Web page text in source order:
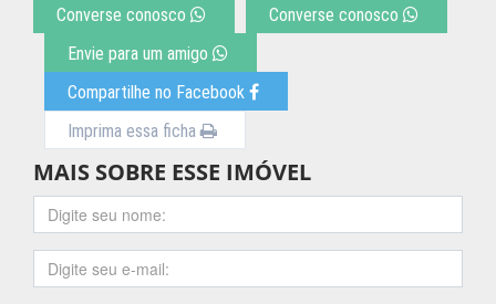
Converse conosco
Converse conosco
Envie para um amigo
Compartilhe no Facebook
Imprima essa ficha
MAIS SOBRE ESSE IMÓVEL